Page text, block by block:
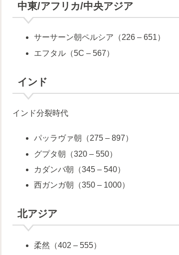
中東/アフリカ/中央アジア
サーサーン朝ペルシア（226 – 651）
エフタル（5C – 567）
インド
インド分裂時代
パッラヴァ朝（275 – 897）
グプタ朝（320 – 550）
カダンバ朝（345 – 540）
西ガンガ朝（350 – 1000）
北アジア
柔然（402 – 555）